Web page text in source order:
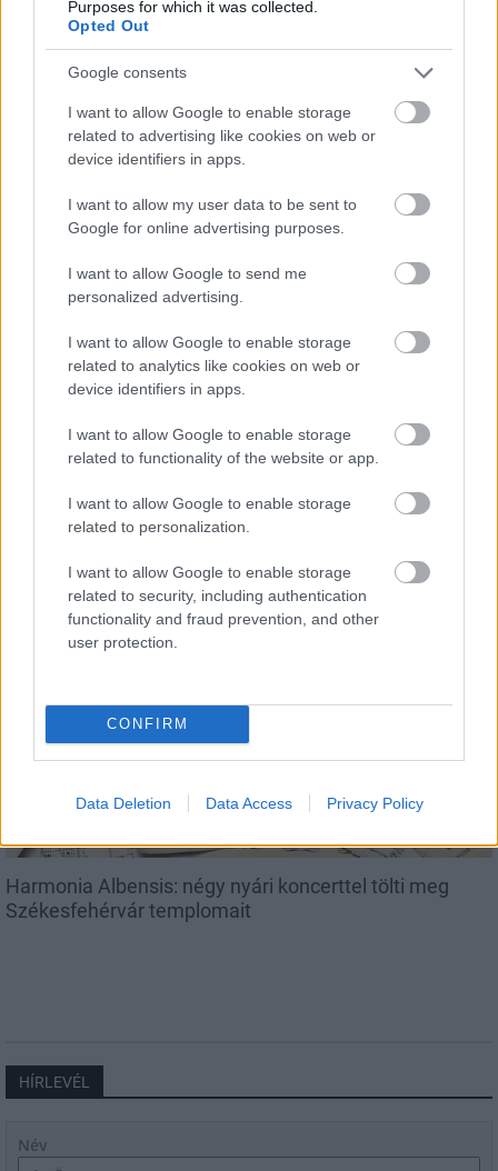
Purposes for which it was collected.
Opted Out
Google consents
I want to allow Google to enable storage
related to advertising like cookies on web or
device identifiers in apps.
I want to allow my user data to be sent to
Google for online advertising purposes.
I want to allow Google to send me
personalized advertising.
I want to allow Google to enable storage
related to analytics like cookies on web or
device identifiers in apps.
I want to allow Google to enable storage
related to functionality of the website or app.
I want to allow Google to enable storage
related to personalization.
I want to allow Google to enable storage
related to security, including authentication
functionality and fraud prevention, and other
user protection.
CONFIRM
Data Deletion Data Access Privacy Policy
Helyi hírek
Nyílt árkok helyett zárt pajzsos technológiával épülnek
az M1-es autópálya új vízelvezetői
Helyi hírek
belvárosa
Helyi hírek
Harmonia Albensis: négy nyári koncerttel tölti meg
Székesfehérvár templomait
HÍRLEVÉL
Név